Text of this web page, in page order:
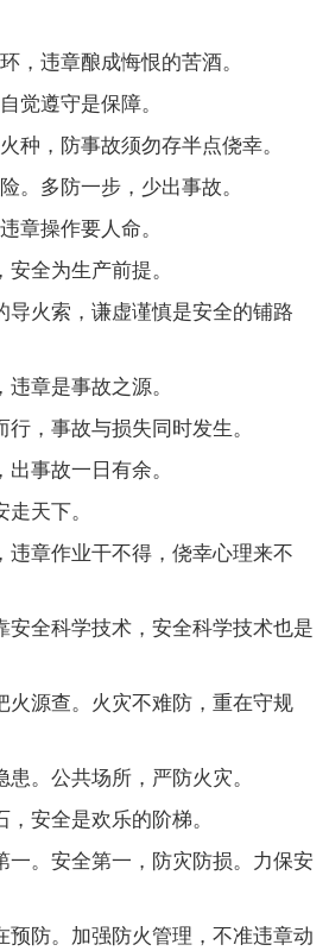
，违章酿成悔恨的苦酒。
觉遵守是保障。
种，防事故须勿存半点侥幸。
。多防一步，少出事故。
章操作要人命。
全为生产前提。
导火索，谦虚谨慎是安全的铺路
章是事故之源。
，事故与损失同时发生。
事故一日有余。
天下。
违章作业干不得，侥幸心理来不
安全科学技术，安全科学技术也是
火源查。火灾不难防，重在守规
。公共场所，严防火灾。
安全是欢乐的阶梯。
一。安全第一，防灾防损。力保安
预防。加强防火管理，不准违章动